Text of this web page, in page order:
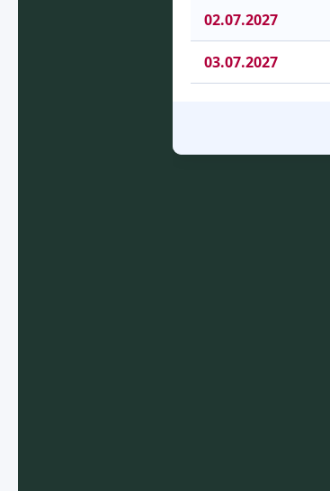
02.07.2027
03.07.2027